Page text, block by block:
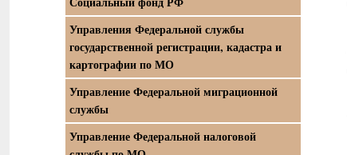
Управления Федеральной службы
государственной регистрации, кадастра и
картографии по МО
Управление Федеральной миграционной
службы
Управление Федеральной налоговой